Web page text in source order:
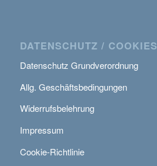
DATENSCHUTZ / COOKIES
Datenschutz Grundverordnung
Allg. Geschäftsbedingungen
Widerrufsbelehrung
Impressum
Cookie-Richtlinie